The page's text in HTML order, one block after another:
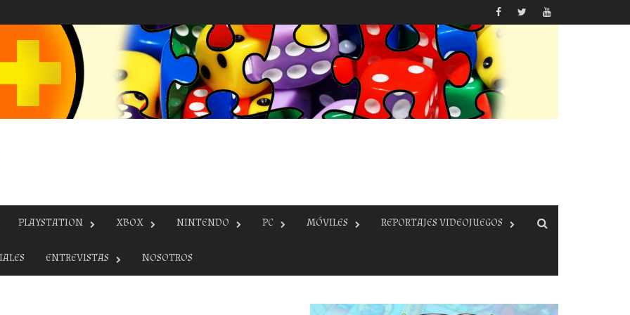
PLAYSTATION XBOX NINTENDO PC MÓVILES REPORTAJES VIDEOJUEGOS
ENTREVISTAS NOSOTROS